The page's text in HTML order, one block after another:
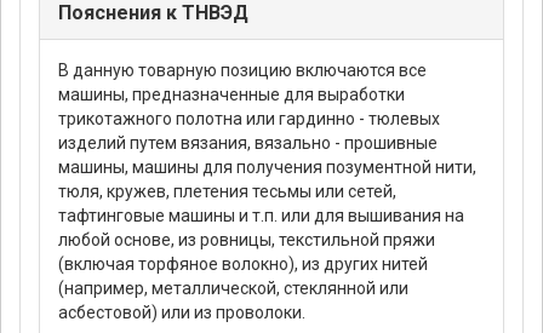
Пояснения к ТНВЭД
В данную товарную позицию включаются все
машины, предназначенные для выработки
трикотажного полотна или гардинно - тюлевых
изделий путем вязания, вязально - прошивные
машины, машины для получения позументной нити,
тюля, кружев, плетения тесьмы или сетей,
тафтинговые машины и т.п. или для вышивания на
любой основе, из ровницы, текстильной пряжи
(включая торфяное волокно), из других нитей
(например, металлической, стеклянной или
асбестовой) или из проволоки.